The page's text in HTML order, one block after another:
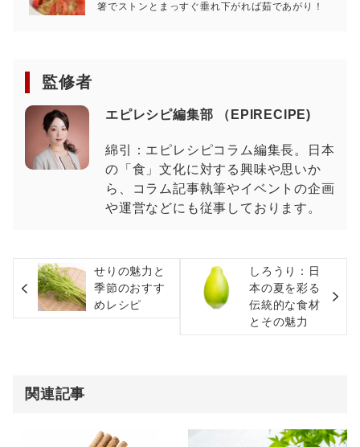
箸でストンとまっすぐ垂れ下がれば茹であがり！
監修者
エピレシピ編集部 （EPIRECIPE)
綿引：エピレシピコラム編集長。日本
の「食」文化に対する興味や思いか
ら、コラム記事執筆やイベントの企画
や運営などにも従事しております。
しろうり：日
本の夏を彩る
伝統的な食材
とその魅力
せりの魅力と
季節のおすす
めレシピ
関連記事